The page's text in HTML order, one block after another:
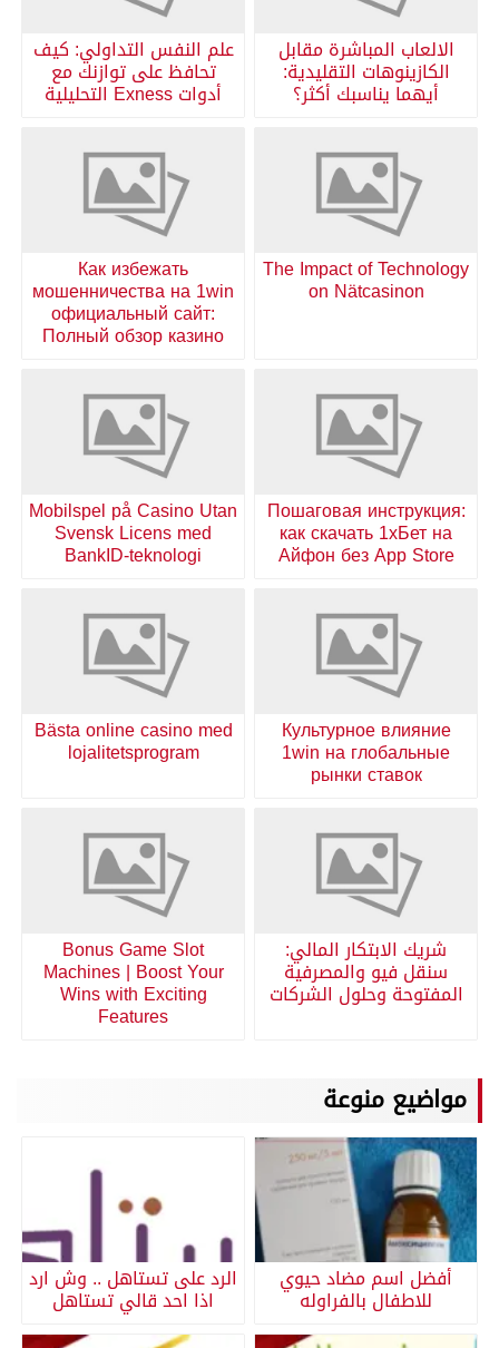
الالعاب المباشرة مقابل
الكازينوهات التقليدية:
أيهما يناسبك أكثر؟
علم النفس التداولي: كيف
تحافظ على توازنك مع
أدوات Exness التحليلية
The Impact of Technology
on Nätcasinon
Как избежать
мошенничества на 1win
официальный сайт:
Полный обзор казино
Пошаговая инструкция:
как скачать 1хБет на
Айфон без App Store
Mobilspel på Casino Utan
Svensk Licens med
BankID-teknologi
Культурное влияние
1win на глобальные
рынки ставок
Bästa online casino med
lojalitetsprogram
شريك الابتكار المالي:
سنقل فيو والمصرفية
المفتوحة وحلول الشركات
Bonus Game Slot
Machines | Boost Your
Wins with Exciting
Features
مواضيع منوعة
أفضل اسم مضاد حيوي
للاطفال بالفراوله
الرد على تستاهل .. وش ارد
اذا احد قالي تستاهل